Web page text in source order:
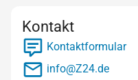
Kontakt
Kontaktformular
info@Z24.de